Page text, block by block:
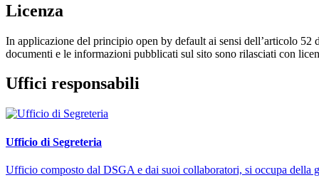
Licenza
In applicazione del principio open by default ai sensi dell’articolo
documenti e le informazioni pubblicati sul sito sono rilasciati con
Uffici responsabili
Ufficio di Segreteria
Ufficio composto dal DSGA e dai suoi collaboratori, si occupa della